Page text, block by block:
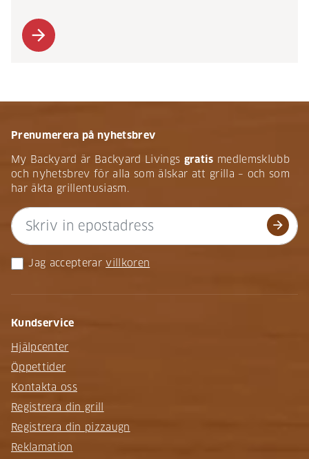
arrow_forward
Prenumerera på nyhetsbrev
My Backyard är Backyard Livings gratis medlemsklubb
och nyhetsbrev för alla som älskar att grilla – och som
har äkta grillentusiasm.
arrow_forward
Jag accepterar villkoren
Kundservice
Hjälpcenter
Öppettider
Kontakta oss
Registrera din grill
Registrera din pizzaugn
Reklamation